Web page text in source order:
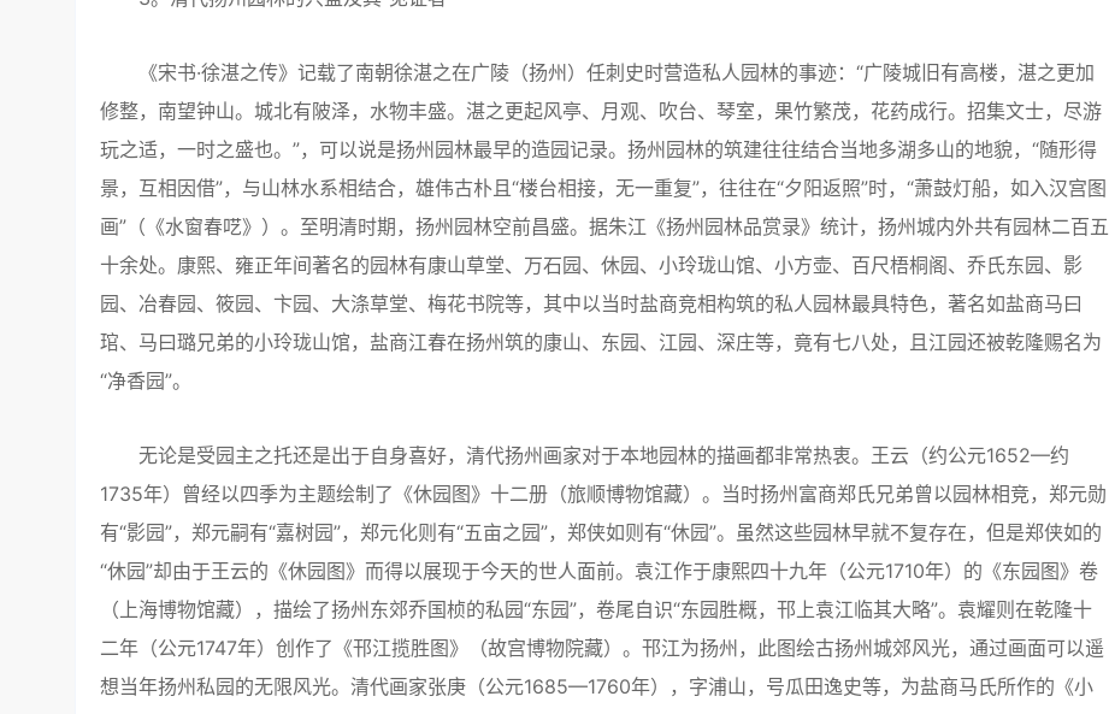
《宋书·徐湛之传》记载了南朝徐湛之在广陵（扬州）任刺史时营造私人园林的事迹：“广陵城旧有高楼，湛之更加
修整，南望钟山。城北有陂泽，水物丰盛。湛之更起风亭、月观、吹台、琴室，果竹繁茂，花药成行。招集文士，尽游
玩之适，一时之盛也。”，可以说是扬州园林最早的造园记录。扬州园林的筑建往往结合当地多湖多山的地貌，“随形得
景，互相因借”，与山林水系相结合，雄伟古朴且“楼台相接，无一重复”，往往在“夕阳返照”时，“萧鼓灯船，如入汉宫图
画”（《水窗春呓》）。至明清时期，扬州园林空前昌盛。据朱江《扬州园林品赏录》统计，扬州城内外共有园林二百五
十余处。康熙、雍正年间著名的园林有康山草堂、万石园、休园、小玲珑山馆、小方壶、百尺梧桐阁、乔氏东园、影
园、冶春园、筱园、卞园、大涤草堂、梅花书院等，其中以当时盐商竞相构筑的私人园林最具特色，著名如盐商马曰
琯、马曰璐兄弟的小玲珑山馆，盐商江春在扬州筑的康山、东园、江园、深庄等，竟有七八处，且江园还被乾隆赐名为
“净香园”。
无论是受园主之托还是出于自身喜好，清代扬州画家对于本地园林的描画都非常热衷。王云（约公元1652—约
1735年）曾经以四季为主题绘制了《休园图》十二册（旅顺博物馆藏）。当时扬州富商郑氏兄弟曾以园林相竞，郑元勋
有“影园”，郑元嗣有“嘉树园”，郑元化则有“五亩之园”，郑侠如则有“休园”。虽然这些园林早就不复存在，但是郑侠如的
“休园”却由于王云的《休园图》而得以展现于今天的世人面前。袁江作于康熙四十九年（公元1710年）的《东园图》卷
（上海博物馆藏），描绘了扬州东郊乔国桢的私园“东园”，卷尾自识“东园胜概，邗上袁江临其大略”。袁耀则在乾隆十
二年（公元1747年）创作了《邗江揽胜图》（故宫博物院藏）。邗江为扬州，此图绘古扬州城郊风光，通过画面可以遥
想当年扬州私园的无限风光。清代画家张庚（公元1685—1760年），字浦山，号瓜田逸史等，为盐商马氏所作的《小